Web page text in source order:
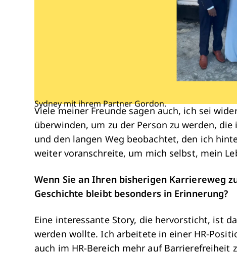
Sydney mit ihrem Partner Gordon.
Viele meiner Freunde sagen auch, ich sei
überwinden, um zu der Person zu werden,
und den langen Weg beobachtet, den ich
weiter voranschreite, um mich selbst, mein
Wenn Sie an Ihren bisherigen Karriereweg
Geschichte bleibt besonders in Erinnerung?
Eine interessante Story, die hervorsticht, ist
werden wollte. Ich arbeitete in einer HR-
auch im HR-Bereich mehr auf Barrierefreiheit